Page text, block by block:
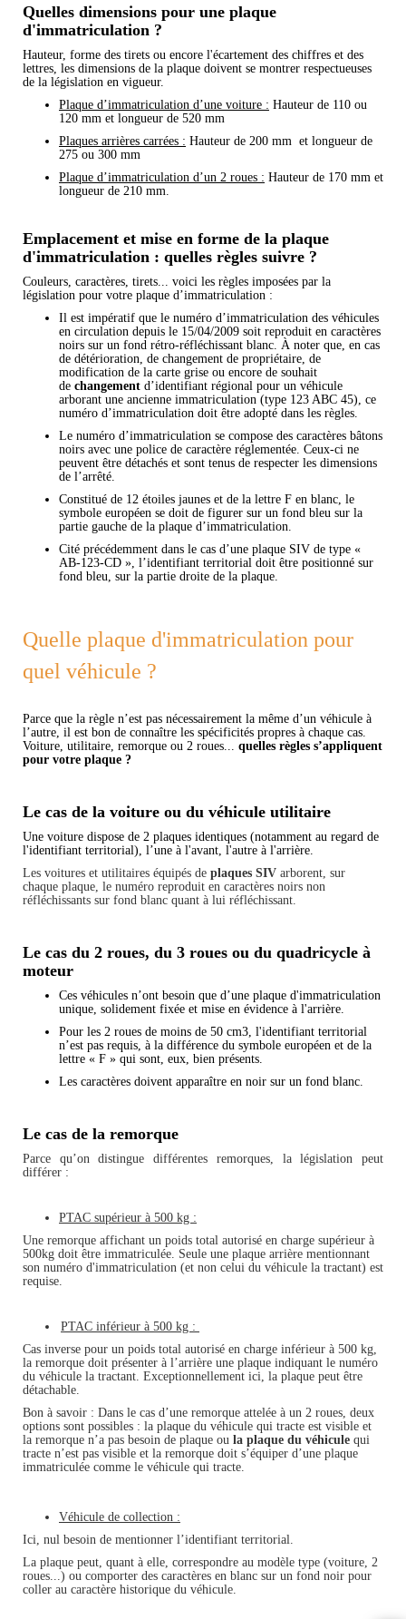
Quelles dimensions pour une plaque
d'immatriculation ?
Hauteur, forme des tirets ou encore l'écartement des chiffres et des
lettres, les dimensions de la plaque doivent se montrer respectueuses
de la législation en vigueur.
Plaque d’immatriculation d’une voiture : Hauteur de 110 ou
120 mm et longueur de 520 mm
Plaques arrières carrées : Hauteur de 200 mm et longueur de
275 ou 300 mm
Plaque d’immatriculation d’un 2 roues : Hauteur de 170 mm et
longueur de 210 mm.
Emplacement et mise en forme de la plaque
d'immatriculation : quelles règles suivre ?
Couleurs, caractères, tirets... voici les règles imposées par la
législation pour votre plaque d’immatriculation :
Il est impératif que le numéro d’immatriculation des véhicules
en circulation depuis le 15/04/2009 soit reproduit en caractères
noirs sur un fond rétro-réfléchissant blanc. À noter que, en cas
de détérioration, de changement de propriétaire, de
modification de la carte grise ou encore de souhait
de changement d’identifiant régional pour un véhicule
arborant une ancienne immatriculation (type 123 ABC 45), ce
numéro d’immatriculation doit être adopté dans les règles.
Le numéro d’immatriculation se compose des caractères bâtons
noirs avec une police de caractère réglementée. Ceux-ci ne
peuvent être détachés et sont tenus de respecter les dimensions
de l’arrêté.
Constitué de 12 étoiles jaunes et de la lettre F en blanc, le
symbole européen se doit de figurer sur un fond bleu sur la
partie gauche de la plaque d’immatriculation.
Cité précédemment dans le cas d’une plaque SIV de type «
AB-123-CD », l’identifiant territorial doit être positionné sur
fond bleu, sur la partie droite de la plaque.
Quelle plaque d'immatriculation pour
quel véhicule ?
Parce que la règle n’est pas nécessairement la même d’un véhicule à
l’autre, il est bon de connaître les spécificités propres à chaque cas.
Voiture, utilitaire, remorque ou 2 roues... quelles règles s’appliquent
pour votre plaque ?
Le cas de la voiture ou du véhicule utilitaire
Une voiture dispose de 2 plaques identiques (notamment au regard de
l'identifiant territorial), l’une à l'avant, l'autre à l'arrière.
Les voitures et utilitaires équipés de plaques SIV arborent, sur
chaque plaque, le numéro reproduit en caractères noirs non
réfléchissants sur fond blanc quant à lui réfléchissant.
Le cas du 2 roues, du 3 roues ou du quadricycle à
moteur
Ces véhicules n’ont besoin que d’une plaque d'immatriculation
unique, solidement fixée et mise en évidence à l'arrière.
Pour les 2 roues de moins de 50 cm3, l'identifiant territorial
n’est pas requis, à la différence du symbole européen et de la
lettre « F » qui sont, eux, bien présents.
Les caractères doivent apparaître en noir sur un fond blanc.
Le cas de la remorque
Parce qu’on distingue différentes remorques, la législation peut
différer :
PTAC supérieur à 500 kg :
Une remorque affichant un poids total autorisé en charge supérieur à
500kg doit être immatriculée. Seule une plaque arrière mentionnant
son numéro d'immatriculation (et non celui du véhicule la tractant) est
requise.
PTAC inférieur à 500 kg :
Cas inverse pour un poids total autorisé en charge inférieur à 500 kg,
la remorque doit présenter à l’arrière une plaque indiquant le numéro
du véhicule la tractant. Exceptionnellement ici, la plaque peut être
détachable.
Bon à savoir : Dans le cas d’une remorque attelée à un 2 roues, deux
options sont possibles : la plaque du véhicule qui tracte est visible et
la remorque n’a pas besoin de plaque ou la plaque du véhicule qui
tracte n’est pas visible et la remorque doit s’équiper d’une plaque
immatriculée comme le véhicule qui tracte.
Véhicule de collection :
Ici, nul besoin de mentionner l’identifiant territorial.
La plaque peut, quant à elle, correspondre au modèle type (voiture, 2
roues...) ou comporter des caractères en blanc sur un fond noir pour
coller au caractère historique du véhicule.